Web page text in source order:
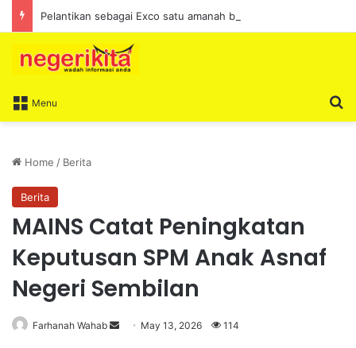
Menu
Home / Berita
Berita
MAINS Catat Peningkatan
Keputusan SPM Anak Asnaf
Negeri Sembilan
Farhanah Wahab May 13, 2026 114